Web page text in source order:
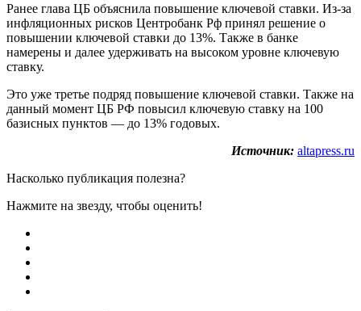
Ранее глава ЦБ объяснила повышение ключевой ставки. Из-за
инфляционных рисков Центробанк Рф принял решение о
повышении ключевой ставки до 13%. Также в банке
намерены и далее удерживать на высоком уровне ключевую
ставку.
Это уже третье подряд повышение ключевой ставки. Также на
данный момент ЦБ РФ повысил ключевую ставку на 100
базисных пунктов — до 13% годовых.
Источник: altapress.ru
Насколько публикация полезна?
Нажмите на звезду, чтобы оценить!